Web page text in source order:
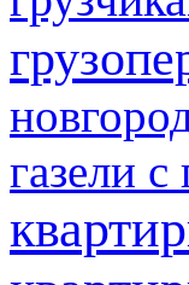
газели